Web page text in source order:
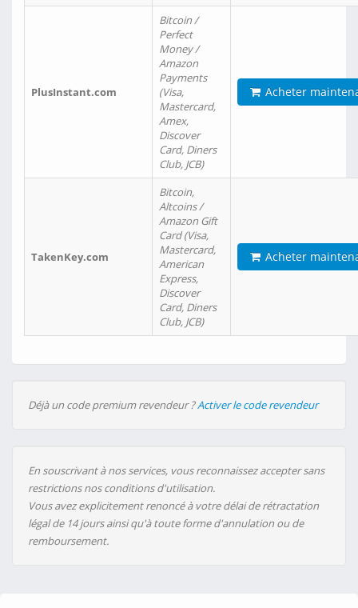
PlusInstant.com
Bitcoin /
Perfect
Money /
Amazon
Payments
(Visa,
Mastercard,
Amex,
Discover
Card, Diners
Club, JCB)
Acheter
TakenKey.com
Bitcoin,
Altcoins /
Amazon Gift
Card (Visa,
Mastercard,
American
Express,
Discover
Card, Diners
Club, JCB)
Acheter
Déjà un code premium revendeur ?Activer le code revendeur
En souscrivant à nos services, vous reconnaissez accepter sans
restrictions nos conditions d'utilisation.
Vous avez explicitement renoncé à votre délai de rétractation
légal de 14 jours ainsi qu'à toute forme d'annulation ou de
remboursement.